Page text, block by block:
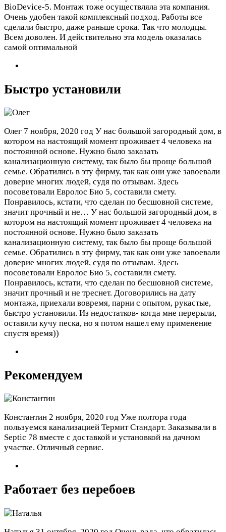
BioDevice-5. Монтаж тоже осуществляла эта компания.
Очень удобен такой комплексный подход. Работы все
сделали быстро, даже раньше срока. Так что молодцы.
Всем доволен. И действительно эта модель оказалась
самой оптимальной
Быстро установили
Олег 7 ноября, 2020 год У нас большой загородный дом, в
котором на настоящий момент проживает 4 человека на
постоянной основе. Нужно было заказать
канализационную систему, так было бы проще большой
семье. Обратились в эту фирму, так как они уже завоевали
доверие многих людей, судя по отзывам. Здесь
посоветовали Евролос Био 5, составили смету.
Понравилось, кстати, что сделан по бесшовной системе,
значит прочный и не… У нас большой загородный дом, в
котором на настоящий момент проживает 4 человека на
постоянной основе. Нужно было заказать
канализационную систему, так было бы проще большой
семье. Обратились в эту фирму, так как они уже завоевали
доверие многих людей, судя по отзывам. Здесь
посоветовали Евролос Био 5, составили смету.
Понравилось, кстати, что сделан по бесшовной системе,
значит прочный и не треснет. Договорились на дату
монтажа, приехали вовремя, парни с опытом, рукастые,
быстро установили. Из недостатков- когда мне перерыли,
оставили кучу песка, но я потом нашел ему применение
спустя время))
Рекомендуем
Константин 2 ноября, 2020 год Уже полтора года
пользуемся канализацией Термит Стандарт. Заказывали в
Septic 78 вместе с доставкой и установкой на дачном
участке. Отличный сервис.
Работает без перебоев